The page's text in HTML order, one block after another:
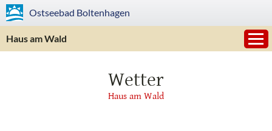
Ostseebad Boltenhagen
Haus am Wald
Wetter
Haus am Wald